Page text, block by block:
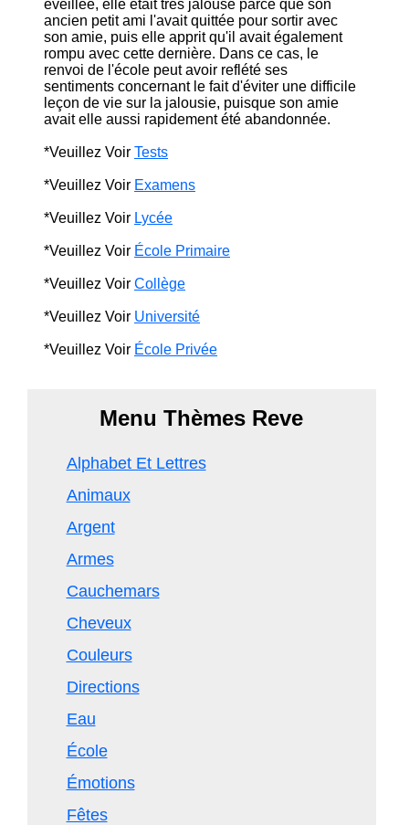
éveillée, elle était très jalouse parce que son
ancien petit ami l'avait quittée pour sortir avec
son amie, puis elle apprit qu'il avait également
rompu avec cette dernière. Dans ce cas, le
renvoi de l'école peut avoir reflété ses
sentiments concernant le fait d'éviter une difficile
leçon de vie sur la jalousie, puisque son amie
avait elle aussi rapidement été abandonnée.
*Veuillez Voir Tests
*Veuillez Voir Examens
*Veuillez Voir Lycée
*Veuillez Voir École Primaire
*Veuillez Voir Collège
*Veuillez Voir Université
*Veuillez Voir École Privée
Menu Thèmes Reve
Alphabet Et Lettres
Animaux
Argent
Armes
Cauchemars
Cheveux
Couleurs
Directions
Eau
École
Émotions
Fêtes